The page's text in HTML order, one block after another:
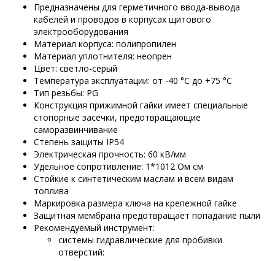
Предназначены для герметичного ввода-вывода
кабелей и проводов в корпусах щитового
электрооборудования
Материал корпуса: полипропилен
Материал уплотнителя: неопрен
Цвет: светло-серый
Температура эксплуатации: от -40 °С до +75 °С
Тип резьбы: PG
Конструкция прижимной гайки имеет специальные
стопорные засечки, предотвращающие
саморазвинчивание
Степень защиты IP54
Электрическая прочность: 60 кВ/мм
Удельное сопротивление: 1*1012 Ом см
Стойкие к синтетическим маслам и всем видам
топлива
Маркировка размера ключа на крепежной гайке
Защитная мембрана предотвращает попадание пыли
Рекомендуемый инструмент:
системы гидравлические для пробивки
отверстий: